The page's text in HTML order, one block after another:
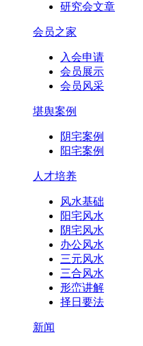
研究会文章
会员之家
入会申请
会员展示
会员风采
堪舆案例
阴宅案例
阳宅案例
人才培养
风水基础
阳宅风水
阴宅风水
办公风水
三元风水
三合风水
形峦讲解
择日要法
新闻